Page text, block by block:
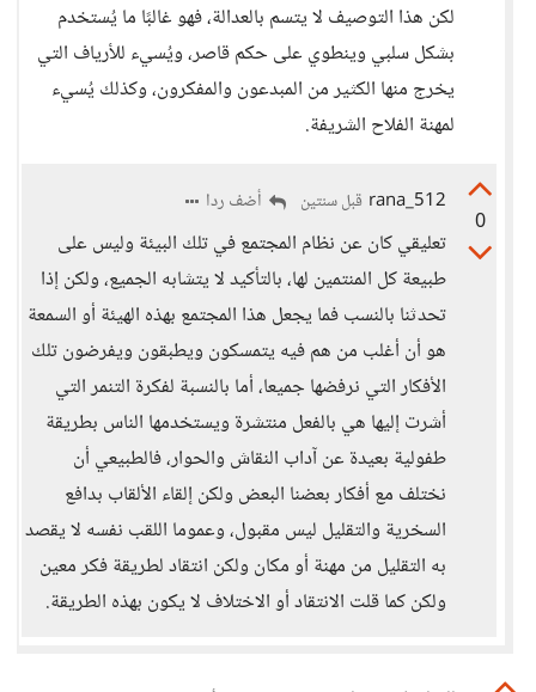
لكن هذا التوصيف لا يتسم بالعدالة، فهو غالبًا ما يُستخدم
بشكل سلبي وينطوي على حكم قاصر، ويُسيء للأرياف التي
يخرج منها الكثير من المبدعون والمفكرون، وكذلك يُسيء
لمهنة الفلاح الشريفة.
0
rana_512 قبل سنتين أضف ردا
تعليقي كان عن نظام المجتمع في تلك البيئة وليس على
طبيعة كل المنتمين لها، بالتأكيد لا يتشابه الجميع، ولكن إذا
تحدثنا بالنسب فما يجعل هذا المجتمع بهذه الهيئة أو السمعة
هو أن أغلب من هم فيه يتمسكون ويطبقون ويفرضون تلك
الأفكار التي نرفضها جميعا، أما بالنسبة لفكرة التنمر التي
أشرت إليها هي بالفعل منتشرة ويستخدمها الناس بطريقة
طفولية بعيدة عن آداب النقاش والحوار، فالطبيعي أن
نختلف مع أفكار بعضنا البعض ولكن إلقاء الألقاب بدافع
السخرية والتقليل ليس مقبول، وعموما اللقب نفسه لا يقصد
به التقليل من مهنة أو مكان ولكن انتقاد لطريقة فكر معين
ولكن كما قلت الانتقاد أو الاختلاف لا يكون بهذه الطريقة.